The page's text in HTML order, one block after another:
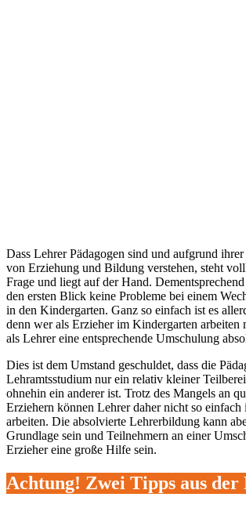
Dass Lehrer Pädagogen sind und aufgrund
von Erziehung und Bildung verstehen, steht
Frage und liegt auf der Hand.
den ersten Blick keine Probleme bei einem
in den Kindergarten. Ganz so einfach ist es
denn wer als Erzieher im Kindergarten arbeiten
als Lehrer eine entsprechende Umschulung
Dies ist dem Umstand geschuldet, dass die
Lehramtsstudium nur ein relativ kleiner
ohnehin ein anderer ist. Trotz des Mangels an
Erziehern können Lehrer daher nicht so
arbeiten. Die absolvierte Lehrerbildung kann
Grundlage sein und Teilnehmern an einer
Erzieher eine große Hilfe sein.
Achtung! Zwei Tipps aus der